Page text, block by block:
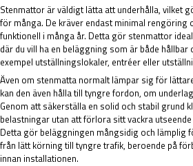
Stenmattor är väldigt lätta att underhålla, vilket
för många. De kräver endast minimal rengöring
funktionell i många år. Detta gör stenmattor
där du vill ha en beläggning som är både
exempel utställningslokaler, entréer eller
Även om stenmatta normalt lämpar sig för
kan den även hålla till tyngre fordon, om
Genom att säkerställa en solid och stabil grund
belastningar utan att förlora sitt vackra
Detta gör beläggningen mångsidig och lämplig
från lätt körning till tyngre trafik, beroende på
innan installationen.